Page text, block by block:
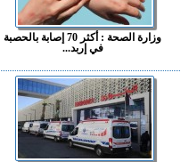
وزارة الصحة : أكثر 70 إصابة بالحصبة
في إربد...